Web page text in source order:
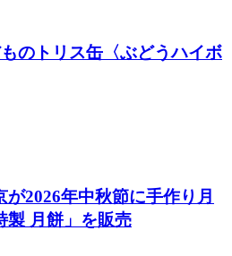
のトリス缶〈ぶどうハイボ
2026年中秋節に手作り月
製 月餅」を販売